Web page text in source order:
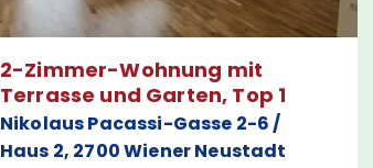
2-Zimmer-Wohnung mit
Terrasse und Garten, Top 1
Nikolaus Pacassi-Gasse 2-6 /
Haus 2, 2700 Wiener Neustadt